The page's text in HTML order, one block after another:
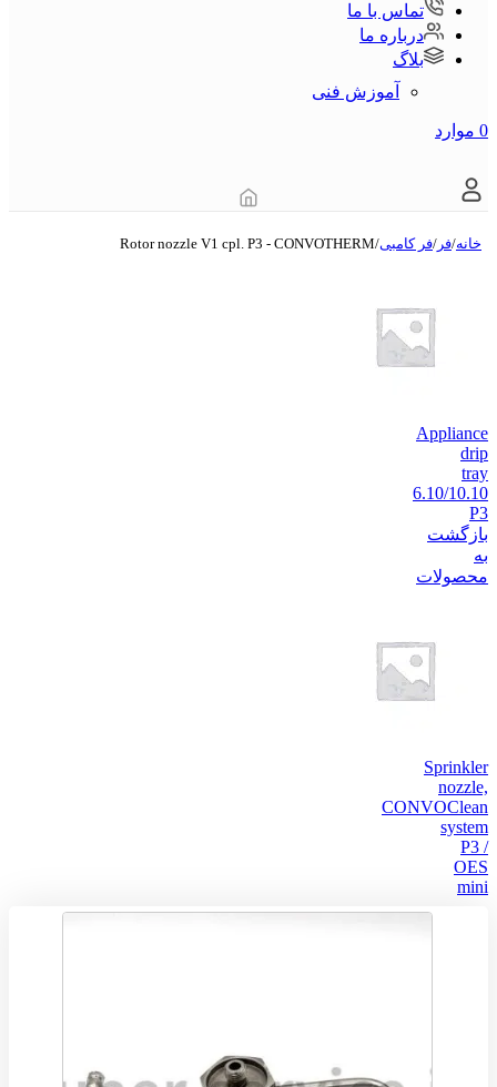
تماس با ما
درباره ما
بلاگ
آموزش فنی
0 موارد
خانه/فر /فر کامبی/
Rotor nozzle V1 cpl. P3 - CONVOTHERM
Appliance
drip
tray
6.10/10.10
P3
بازگشت
به
محصولات
Sprinkler
nozzle,
CONVOClean
system
P3 /
OES
mini